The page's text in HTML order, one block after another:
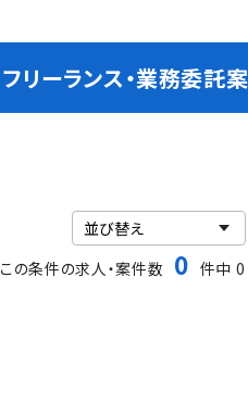
フリーランス・業務委託
この条件の求人・案件数 0 件中